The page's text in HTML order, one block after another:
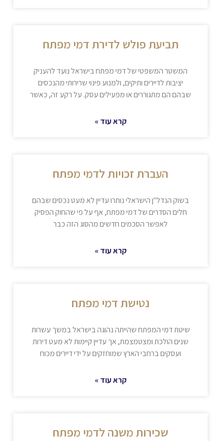
תביעת פולש לדירת דמי מפתח
המשטר המשפטי של דמי מפתח בישראל נועד להעניק
יציבות לדיירים ותיקים, ולמנוע פינוי שרירותי מהנכסים
שבהם הם מתגוררים או מפעילים עסק. על רקע זה, כאשר
קרא עוד »
העברת זכויות לדמי מפתח
בשוק הנדל"ן הישראלי נותרו עדיין לא מעט נכסים שבהם
חלים הסדרים של דמי מפתח, אף על פי שהחוק הפסיק
לאפשר הסכמים חדשים מהסוג הזה כבר
קרא עוד »
נטישת דמי מפתח
שיטת דמי המפתח שהייתה נהוגה בישראל במשך עשרות
שנים הולכת ומצטמצמת, אך עדיין קיימות לא מעט דירות
ועסקים ברחבי הארץ שמוחזקים על ידי דיירים מכוח
קרא עוד »
שכירות משנה לדמי מפתח